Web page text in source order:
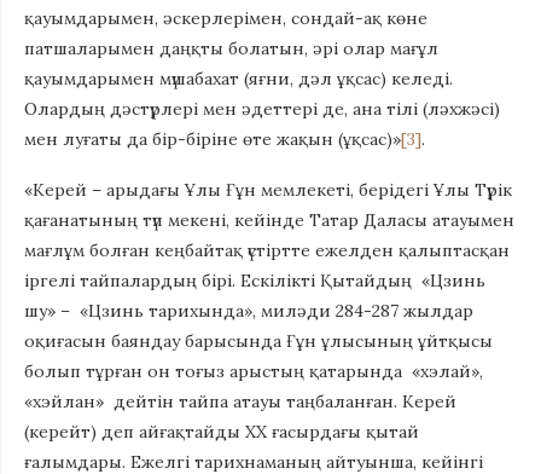
қауымдарымен, әскерлерімен, сондай-ақ көне
патшаларымен даңқты болатын, әрі олар мағұл
қауымдарымен мүшабахат (яғни, дәл ұқсас) келеді.
Олардың дәстүрлері мен әдеттері де, ана тілі (ләхжәсі)
мен луғаты да бір-біріне өте жақын (ұқсас)»[3].
«Керей – арыдағы Ұлы Ғұн мемлекеті, берідегі Ұлы Түрік
қағанатының түп мекені, кейінде Татар Даласы атауымен
мағлұм болған кеңбайтақ үстіртте ежелден қалыптасқан
іргелі тайпалардың бірі. Ескілікті Қытайдың «Цзинь
шу» – «Цзинь тарихында», миләди 284-287 жылдар
оқиғасын баяндау барысында Ғұн ұлысының ұйтқысы
болып тұрған он тоғыз арыстың қатарында «хэлай»,
«хэйлан» дейтін тайпа атауы таңбаланған. Керей
(керейт) деп айғақтайды ХХ ғасырдағы қытай
ғалымдары. Ежелгі тарихнаманың айтуынша, кейінгі